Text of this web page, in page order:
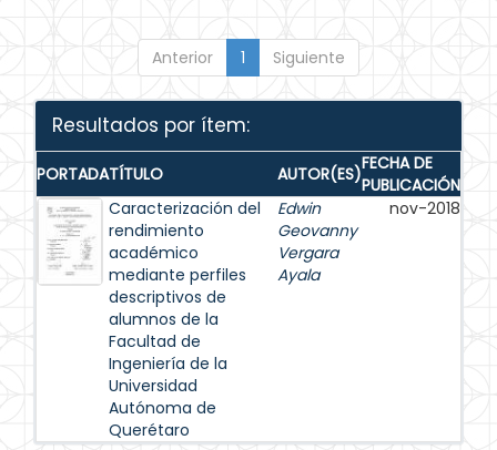
Anterior 1 Siguiente
Resultados por ítem:
PORTADATÍTULO AUTOR(ES)FECHA DE
PUBLICACIÓN
Caracterización del
rendimiento
académico
mediante perfiles
descriptivos de
alumnos de la
Facultad de
Ingeniería de la
Universidad
Autónoma de
Querétaro
Edwin
Geovanny
Vergara
Ayala
nov-2018